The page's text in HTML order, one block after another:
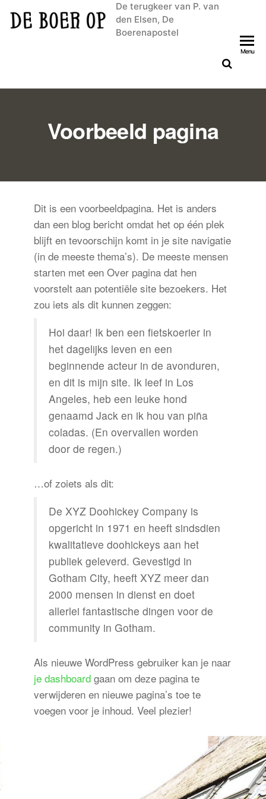
De terugkeer van P. van
den Elsen, De
Boerenapostel
Menu
Voorbeeld pagina
Dit is een voorbeeldpagina. Het is anders
dan een blog bericht omdat het op één plek
blijft en tevoorschijn komt in je site navigatie
(in de meeste thema’s). De meeste mensen
starten met een Over pagina dat hen
voorstelt aan potentiële site bezoekers. Het
zou iets als dit kunnen zeggen:
Hoi daar! Ik ben een fietskoerier in
het dagelijks leven en een
beginnende acteur in de avonduren,
en dit is mijn site. Ik leef in Los
Angeles, heb een leuke hond
genaamd Jack en ik hou van piña
coladas. (En overvallen worden
door de regen.)
…of zoiets als dit:
De XYZ Doohickey Company is
opgericht in 1971 en heeft sindsdien
kwalitatieve doohickeys aan het
publiek geleverd. Gevestigd in
Gotham City, heeft XYZ meer dan
2000 mensen in dienst en doet
allerlei fantastische dingen voor de
community in Gotham.
Als nieuwe WordPress gebruiker kan je naar
je dashboardgaan om deze pagina te
verwijderen en nieuwe pagina’s toe te
voegen voor je inhoud. Veel plezier!